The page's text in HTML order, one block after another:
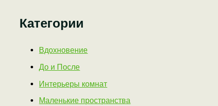
Категории
Вдохновение
До и После
Интерьеры комнат
Маленькие пространства